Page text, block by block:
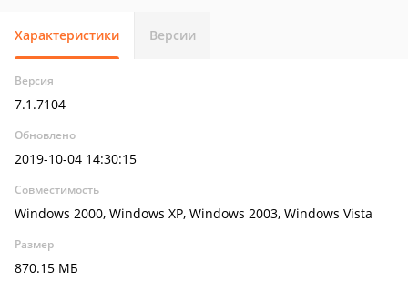
Характеристики Версии
Версия
7.1.7104
Обновлено
2019-10-04 14:30:15
Совместимость
Windows 2000, Windows XP, Windows 2003, Windows Vista
Размер
870.15 МБ